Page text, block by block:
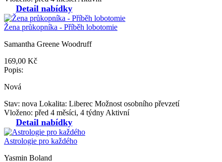
Detail nabídky
Žena průkopníka - Příběh lobotomie
Samantha Greene Woodruff
169,00 Kč
Popis:
Nová
Stav: nova Lokalita: Liberec Možnost osobního převzetí
Vloženo: před 4 měsíci, 4 týdny Aktivní
Detail nabídky
Astrologie pro každého
Yasmin Boland